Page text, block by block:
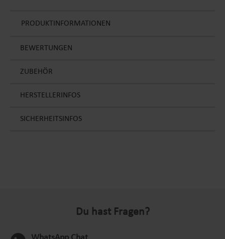
PRODUKTINFORMATIONEN
BEWERTUNGEN
ZUBEHÖR
HERSTELLERINFOS
SICHERHEITSINFOS
Du hast Fragen?